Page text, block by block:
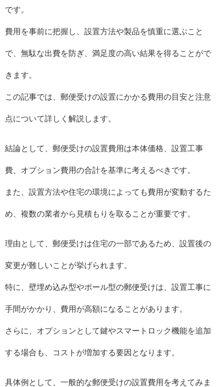
です。
費用を事前に把握し、設置方法や製品を慎重に選ぶこと
で、無駄な出費を防ぎ、満足度の高い結果を得ることがで
きます。
この記事では、郵便受けの設置にかかる費用の目安と注意
点について詳しく解説します。
結論として、郵便受けの設置費用は本体価格、設置工事
費、オプション費用の合計を基準に考えるべきです。
また、設置方法や住宅の環境によっても費用が変動するた
め、複数の業者から見積もりを取ることが重要です。
理由として、郵便受けは住宅の一部であるため、設置後の
変更が難しいことが挙げられます。
特に、壁埋め込み型やポール型の郵便受けは、設置工事に
手間がかかり、費用が高額になることがあります。
さらに、オプションとして鍵やスマートロック機能を追加
する場合も、コストが増加する要因となります。
具体例として、一般的な郵便受けの設置費用を考えてみま